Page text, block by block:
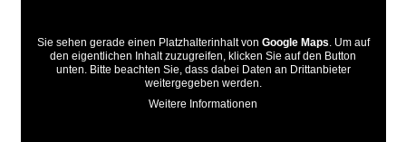
Sie sehen gerade einen Platzhalterinhalt von Google Maps. Um auf
den eigentlichen Inhalt zuzugreifen, klicken Sie auf den Button
unten. Bitte beachten Sie, dass dabei Daten an Drittanbieter
weitergegeben werden.
Weitere Informationen